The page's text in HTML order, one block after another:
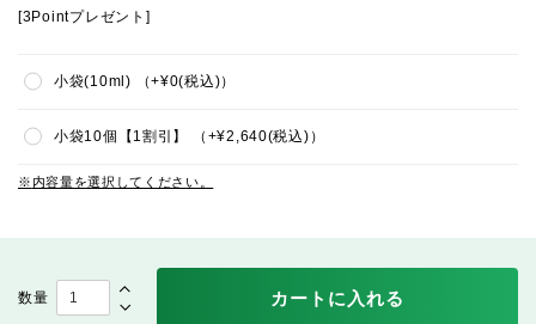
[3Pointプレゼント]
内容量を選択してください。
小袋(10ml) +¥0 税込
小袋10個【1割引】 +¥2,640 税込
カートに入れる